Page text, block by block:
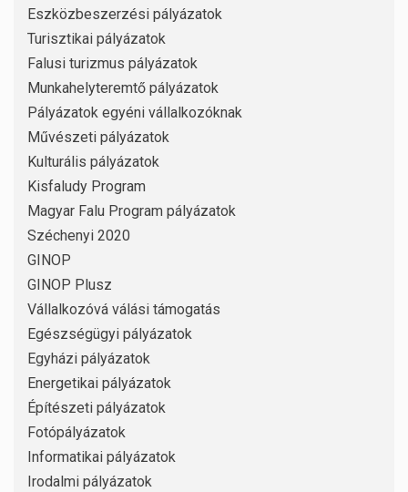
Eszközbeszerzési pályázatok
Turisztikai pályázatok
Falusi turizmus pályázatok
Munkahelyteremtő pályázatok
Pályázatok egyéni vállalkozóknak
Művészeti pályázatok
Kulturális pályázatok
Kisfaludy Program
Magyar Falu Program pályázatok
Széchenyi 2020
GINOP
GINOP Plusz
Vállalkozóvá válási támogatás
Egészségügyi pályázatok
Egyházi pályázatok
Energetikai pályázatok
Építészeti pályázatok
Fotópályázatok
Informatikai pályázatok
Irodalmi pályázatok